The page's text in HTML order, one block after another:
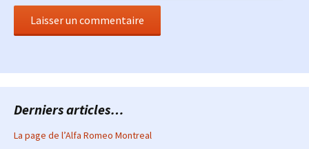
Derniers articles…
La page de l’Alfa Romeo Montreal